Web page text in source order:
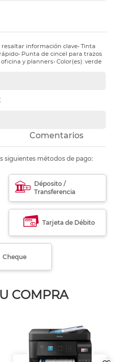
información clave• Tinta
Punta de cincel para trazos
y planners• Color(es): verde
Comentarios
siguientes métodos de pago:
Déposito /
Transferencia
Tarjeta de Débito
Cheque
COMPRA